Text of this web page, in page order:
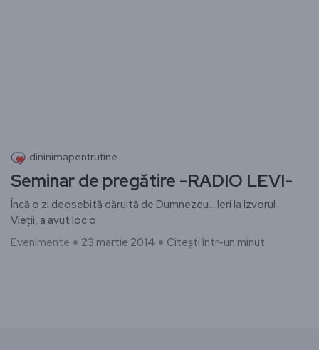
dininimapentrutine
Seminar de pregătire -RADIO LEVI-
Încă o zi deosebită dăruită de Dumnezeu… Ieri la Izvorul
Vieții, a avut loc o
Evenimente
23 martie 2014 Citești într-un minut